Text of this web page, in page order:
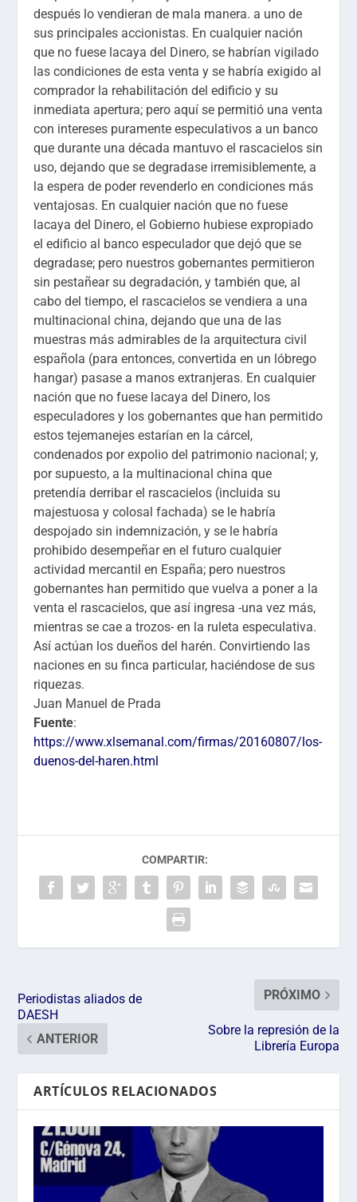
después lo vendieran de mala manera. a uno de
sus principales accionistas. En cualquier nación
que no fuese lacaya del Dinero, se habrían vigilado
las condiciones de esta venta y se habría exigido al
comprador la rehabilitación del edificio y su
inmediata apertura; pero aquí se permitió una venta
con intereses puramente especulativos a un banco
que durante una década mantuvo el rascacielos sin
uso, dejando que se degradase irremisiblemente, a
la espera de poder revenderlo en condiciones más
ventajosas. En cualquier nación que no fuese
lacaya del Dinero, el Gobierno hubiese expropiado
el edificio al banco especulador que dejó que se
degradase; pero nuestros gobernantes permitieron
sin pestañear su degradación, y también que, al
cabo del tiempo, el rascacielos se vendiera a una
multinacional china, dejando que una de las
muestras más admirables de la arquitectura civil
española (para entonces, convertida en un lóbrego
hangar) pasase a manos extranjeras. En cualquier
nación que no fuese lacaya del Dinero, los
especuladores y los gobernantes que han permitido
estos tejemanejes estarían en la cárcel,
condenados por expolio del patrimonio nacional; y,
por supuesto, a la multinacional china que
pretendía derribar el rascacielos (incluida su
majestuosa y colosal fachada) se le habría
despojado sin indemnización, y se le habría
prohibido desempeñar en el futuro cualquier
actividad mercantil en España; pero nuestros
gobernantes han permitido que vuelva a poner a la
venta el rascacielos, que así ingresa -una vez más,
mientras se cae a trozos- en la ruleta especulativa.
Así actúan los dueños del harén. Convirtiendo las
naciones en su finca particular, haciéndose de sus
riquezas.
Juan Manuel de Prada
Fuente:
https://www.xlsemanal.com/firmas/20160807/los-
duenos-del-haren.html
COMPARTIR:
Periodistas aliados de
DAESH
ANTERIOR
PRÓXIMO
Sobre la represión de la
Librería Europa
ARTÍCULOS RELACIONADOS